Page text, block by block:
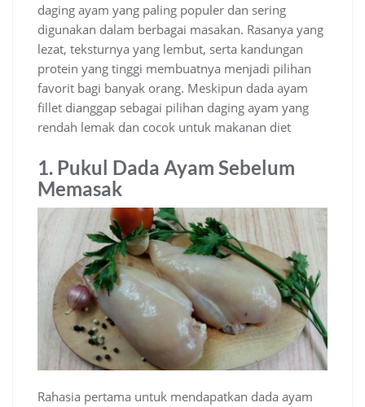
daging ayam yang paling populer dan sering
digunakan dalam berbagai masakan. Rasanya yang
lezat, teksturnya yang lembut, serta kandungan
protein yang tinggi membuatnya menjadi pilihan
favorit bagi banyak orang. Meskipun dada ayam
fillet dianggap sebagai pilihan daging ayam yang
rendah lemak dan cocok untuk makanan diet
1. Pukul Dada Ayam Sebelum
Memasak
Rahasia pertama untuk mendapatkan dada ayam